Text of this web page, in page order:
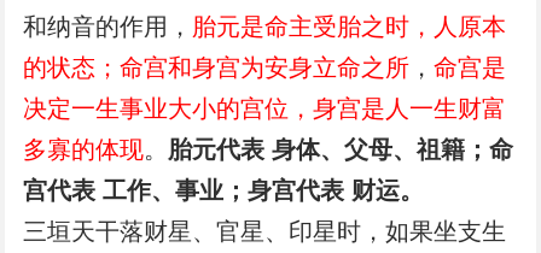
和纳音的作用， 胎元是命主受胎之时，人原本
的状态；命宫和身宫为安身立命之所 ，命宫是
决定一生事业大小的宫位，身宫是人一生财富
多寡的体现。 胎元代表 身体、父母、祖籍；命
宫代表 工作、事业；身宫代表 财运。
三垣天干落财星、官星、印星时，如果坐支生